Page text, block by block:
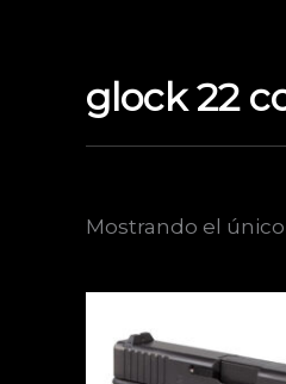
glock 22
Mostrando el